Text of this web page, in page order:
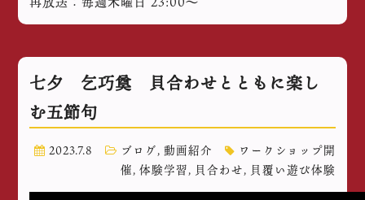
七夕 乞巧奠 貝合わせとともに楽し
む五節句
2023.7.8 ブログ, 動画紹介
ワークショップ開
催, 体験学習, 貝合わせ, 貝覆い遊び体験